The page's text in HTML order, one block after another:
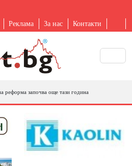
Реклама За нас Контакти
реформа започва още тази година